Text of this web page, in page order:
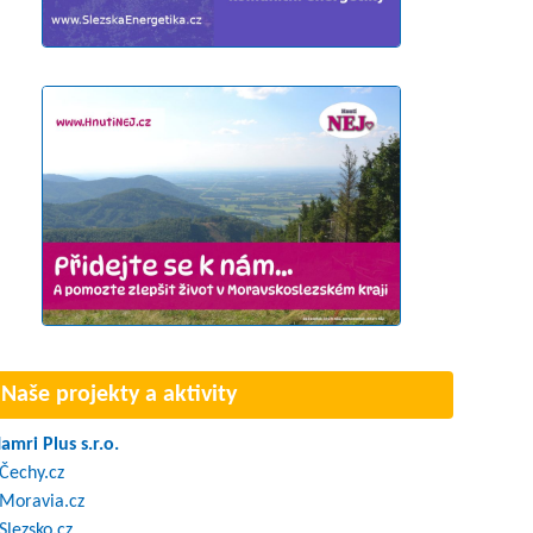
Naše projekty a aktivity
Plus s.r.o.